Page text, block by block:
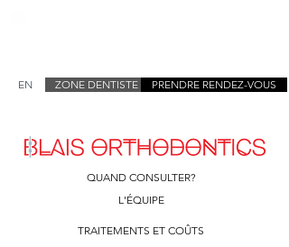
EN ZONE DENTISTE PRENDRE RENDEZ-VOUS
QUAND CONSULTER?
L'ÉQUIPE
TRAITEMENTS ET COÛTS